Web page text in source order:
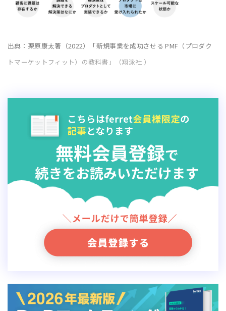
出典：栗原康太著（2022）「新規事業を成功させる PMF（プロダク
トマーケットフィット）の教科書」（翔泳社 ）
できること
もしもPMFをしていなかった場合、 マーケティング担当
ができることはあるでしょうか。
見込み客・既存顧客・解約顧客